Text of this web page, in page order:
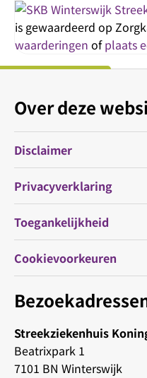
is gewaardeerd op
waarderingen ofplaats
Streekziekenhuis
Beatrixpark 1
7101 BN Winterswijk
Over deze
Disclaimer
Privacyverklaring
Toegankelijkheid
Cookievoorkeuren